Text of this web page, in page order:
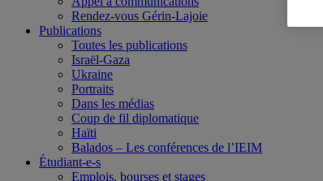
Rendez-vous Gérin-Lajoie
Publications
Toutes les publications
Israël-Gaza
Ukraine
Portraits
Dans les médias
Coup de fil diplomatique
Haïti
Balados – Les conférences de l’IEIM
Étudiant-e-s
Emplois, bourses et stages